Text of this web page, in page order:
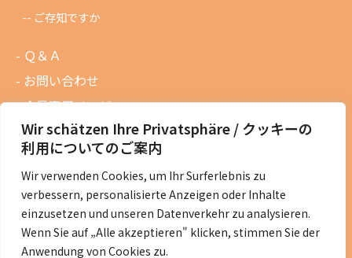
Wir schätzen Ihre Privatsphäre / クッキーの
利用についてのご案内
Wir verwenden Cookies, um Ihr Surferlebnis zu
verbessern, personalisierte Anzeigen oder Inhalte
einzusetzen und unseren Datenverkehr zu analysieren.
Wenn Sie auf „Alle akzeptieren" klicken, stimmen Sie der
Anwendung von Cookies zu.
ご存知ですか
Ｑ＆Ａ
お問い合わせ
会員専用ページ
ニュースレターバックナンバー
過去の講演資料
総会議事録
定款・会費規定など
コラムの紹介